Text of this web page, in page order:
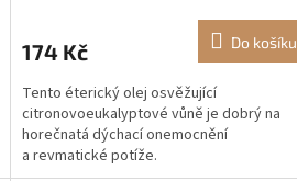
174 Kč Do košíku
Tento éterický olej osvěžující
citronovoeukalyptové vůně je dobrý na
horečnatá dýchací onemocnění
a revmatické potíže.